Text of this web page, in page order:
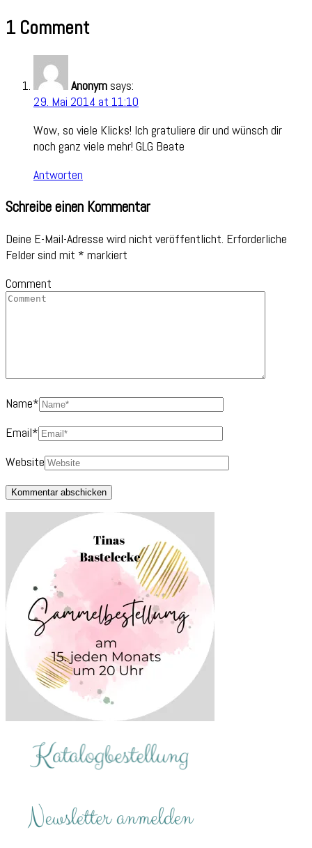
1 Comment
Anonym says:
29. Mai 2014 at 11:10
Wow, so viele Klicks! Ich gratuliere dir und wünsch dir
noch ganz viele mehr! GLG Beate
Antworten
Schreibe einen Kommentar
Deine E-Mail-Adresse wird nicht veröffentlicht. Erforderliche
Felder sind mit * markiert
Comment
Name*
Email*
Website